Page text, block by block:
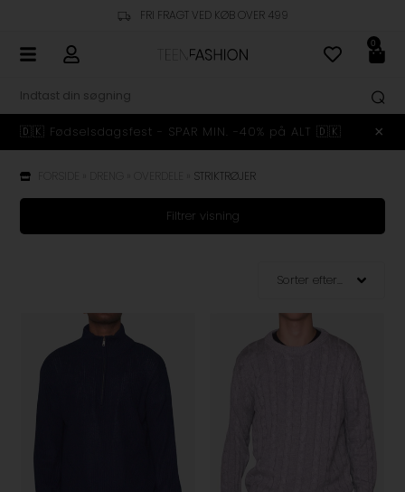
FRI FRAGT VED KØB OVER 499
0
🇩🇰 Fødselsdagsfest - SPAR MIN. -40% på ALT 🇩🇰
STRIKTRØJER
Filtrer visning